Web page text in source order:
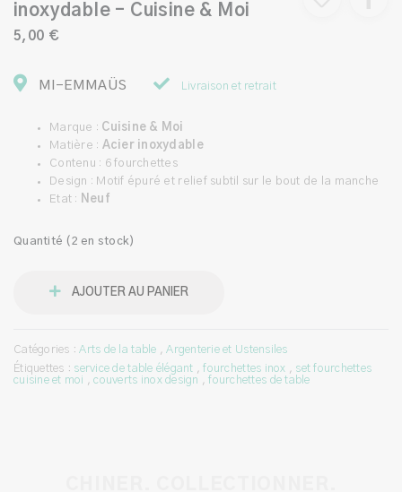
inoxydable – Cuisine & Moi
5,00 €
MI-EMMAÜS Livraison et retrait
Marque : Cuisine & Moi
Matière : Acier inoxydable
Contenu : 6 fourchettes
Design : Motif épuré et relief subtil sur le bout de la manche
Etat :
Neuf
Quantité (2 en stock)
AJOUTER AU PANIER
Catégories :Arts de la table ,Argenterie et Ustensiles
Étiquettes : service de table élégant ,fourchettes inox , set fourchettes
cuisine et moi ,couverts inox design ,fourchettes de table